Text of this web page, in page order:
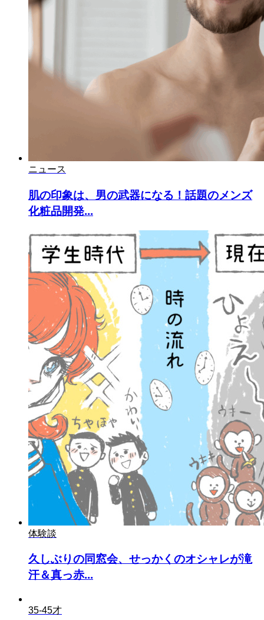
ニュース
肌の印象は、男の武器になる！話題のメンズ
化粧品開発...
体験談
久しぶりの同窓会、せっかくのオシャレが滝
汗＆真っ赤...
35-45才